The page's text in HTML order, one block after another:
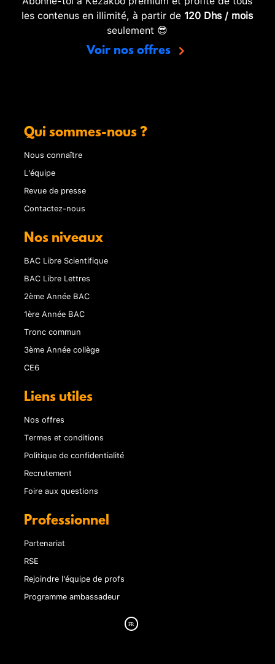
les contenus en illimité, à partir de 120 Dhs / mois
seulement 😎
Voir nos offres
Qui sommes-nous ?
Nous connaître
L'équipe
Revue de presse
Contactez-nous
Nos niveaux
BAC Libre Scientifique
BAC Libre Lettres
2ème Année BAC
1ère Année BAC
Tronc commun
3ème Année collège
CE6
Liens utiles
Nos offres
Termes et conditions
Politique de confidentialité
Recrutement
Foire aux questions
Professionnel
Partenariat
RSE
Rejoindre l'équipe de profs
Programme ambassadeur